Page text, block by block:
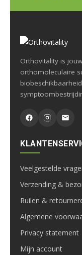
Orthovitality is
orthomoleculaire
Veelgestelde
Verzending &
Ruilen &
Algemene
Privacy statement
Mijn account